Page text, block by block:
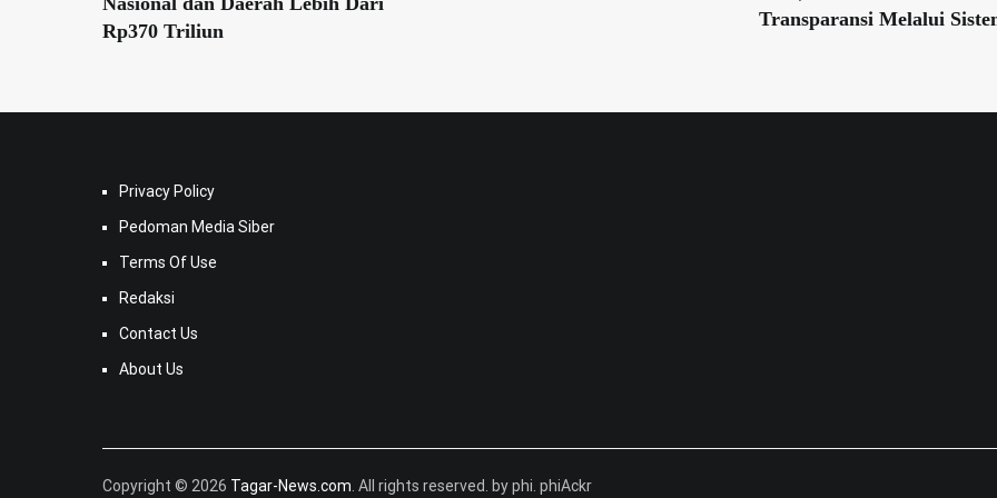
Rp370 Triliun
Transparansi Melalui
Privacy Policy
Pedoman Media Siber
Terms Of Use
Redaksi
Contact Us
About Us
Copyright © 2026 Tagar-News.com. All rights reserved. by phi. phiAckr